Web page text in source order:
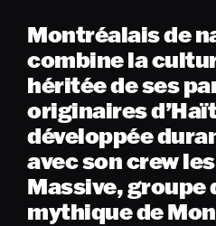
Montréalais de
combine la
héritée de ses
originaires
développée
avec son crew
Massive, groupe
mythique de